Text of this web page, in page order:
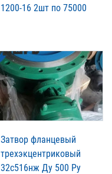
1200-16 2шт по 75000
Затвор фланцевый
трехэкцентриковый
32с516нж Ду 500 Ру